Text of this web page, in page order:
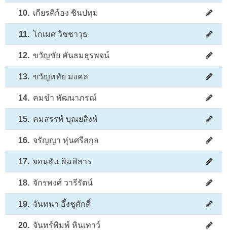
10. เกียรติก้อง ชินปทุม
11. โกเมศ วิชชาวุธ
12. ขวัญชัย คันธมธุรพจน์
13. ขวัญหทัย มงคล
14. คมขำ พัฒนาภรณ์
15. คมสรรพ์ บุณยสิงห์
16. จรัญญา หุ่นศรีสกุล
17. จอนสัน พิมพิสาร
18. จักรพงศ์ วารีรัตน์
19. จันทนา อึ้งชูศักดิ์
20. จันทร์พิมพ์ หินเทาว์